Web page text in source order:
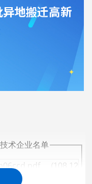
术企业名单
(108.12